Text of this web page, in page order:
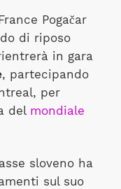
Pogačar
di riposo
in gara
, partecipando
per
del mondiale
sloveno ha
sul suo